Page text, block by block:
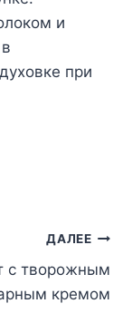
и
пpи
ДАЛЕЕ
с творожным
кремом